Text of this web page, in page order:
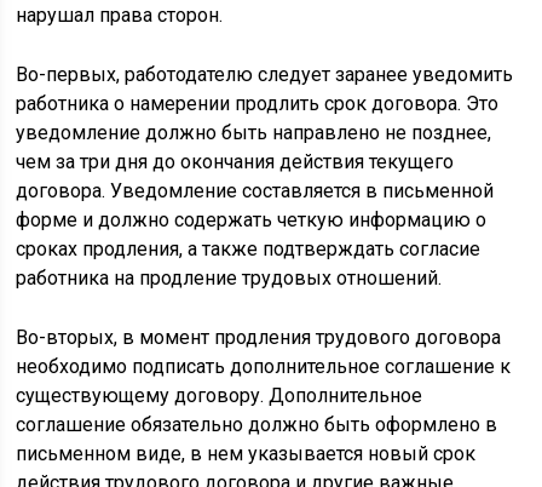
нарушал права сторон.
Во-первых, работодателю следует заранее уведомить
работника о намерении продлить срок договора. Это
уведомление должно быть направлено не позднее,
чем за три дня до окончания действия текущего
договора. Уведомление составляется в письменной
форме и должно содержать четкую информацию о
сроках продления, а также подтверждать согласие
работника на продление трудовых отношений.
Во-вторых, в момент продления трудового договора
необходимо подписать дополнительное соглашение к
существующему договору. Дополнительное
соглашение обязательно должно быть оформлено в
письменном виде, в нем указывается новый срок